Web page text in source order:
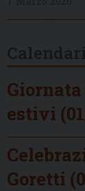
estivi
Goretti